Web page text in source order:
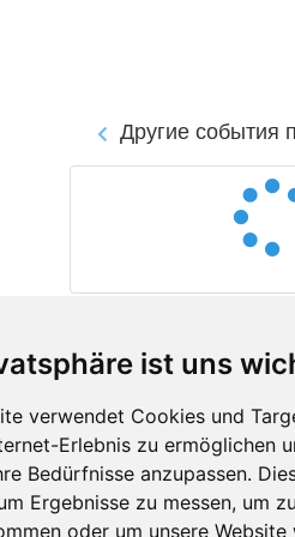
ist uns
verwendet Cookies und
Erlebnis zu ermöglichen
Bedürfnisse anzupassen.
Ergebnisse zu messen, um
oder um unsere
Другие события
Twitter
YouTube